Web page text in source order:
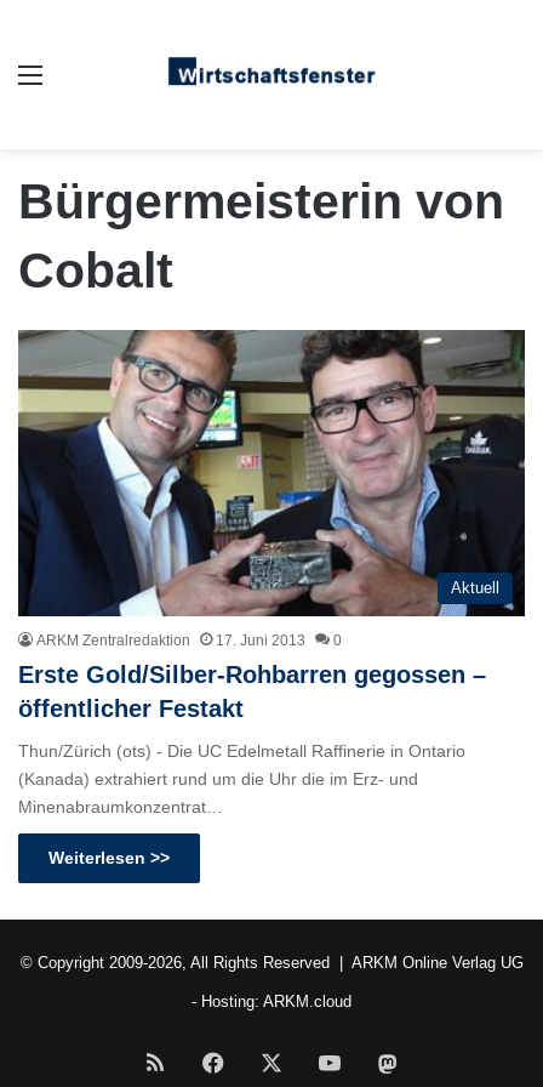
Bürgermeisterin von
Cobalt
Aktuell
ARKM Zentralredaktion 17. Juni 2013 0
Erste Gold/Silber-Rohbarren gegossen –
öffentlicher Festakt
Thun/Zürich (ots) - Die UC Edelmetall Raffinerie in Ontario
(Kanada) extrahiert rund um die Uhr die im Erz- und
Minenabraumkonzentrat…
Weiterlesen >>
© Copyright 2009-2026, All Rights Reserved | ARKM Online Verlag UG
- Hosting: ARKM.cloud
RSS Facebook YouTube